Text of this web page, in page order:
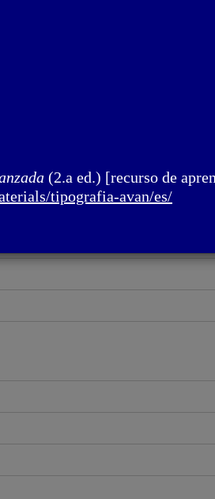
(2.a ed.) [recurso de
tipografia-avan/es/